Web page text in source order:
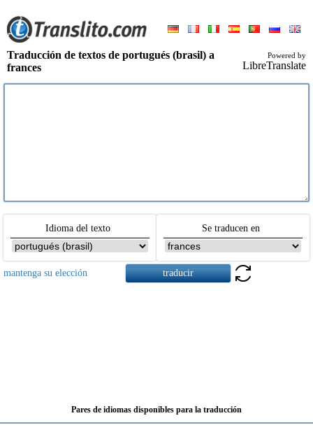
Traducción de textos de portugués (brasil) a
frances
Powered by
LibreTranslate
Idioma del texto Se traducen en
mantenga su elección
Pares de idiomas disponibles para la traducción